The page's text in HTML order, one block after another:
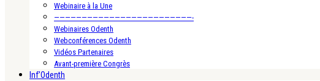
Webinaire à la Une
—————————————————————————-
Webinaires Odenth
Webconférences Odenth
Vidéos Partenaires
Avant-première Congrès
Inf’Odenth